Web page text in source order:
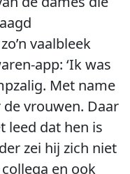
vaalbleek
app: ‘Ik was
Met name
vrouwen. Daar
leed dat hen is
zei hij zich niet
en ook